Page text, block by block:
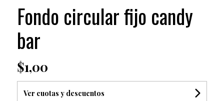
Fondo circular fijo candy
bar
$1,00
Ver cuotas y descuentos